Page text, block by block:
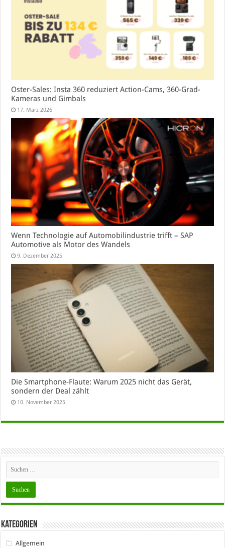
Oster-Sales: Insta 360 reduziert Action-Cams, 360-Grad-
Kameras und Gimbals
17. März 2026
Wenn Technologie auf Automobilindustrie trifft – SAP
Automotive als Motor des Wandels
9. Dezember 2025
Die Smartphone-Flaute: Warum 2025 nicht das Gerät,
sondern der Deal zählt
10. November 2025
Kategorien
Allgemein